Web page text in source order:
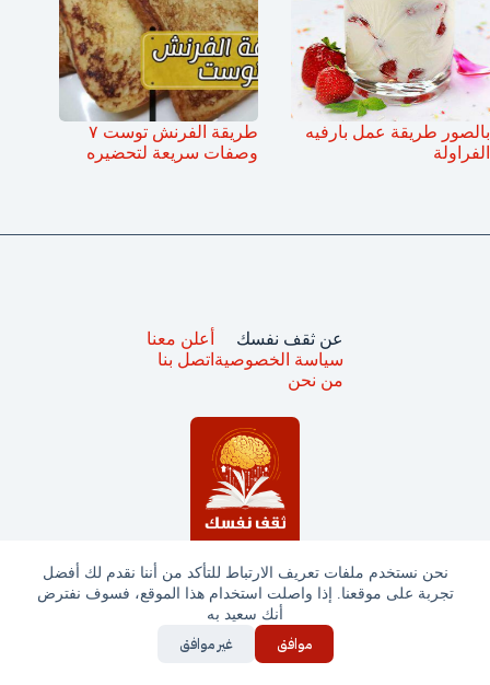
نحن نستخدم ملفات تعريف الارتباط للتأكد من أننا نقدم لك أفضل
تجربة على موقعنا. إذا واصلت استخدام هذا الموقع، فسوف نفترض
أنك سعيد به
موافق غير موافق
بالصور طريقة عمل بارفيه
الفراولة
طريقة الفرنش توست ٧
وصفات سريعة لتحضيره
جميع الحقوق محفوظة © ثقف نفسك 2025
عن ثقف نفسك
سياسة الخصوصية
من نحن
أعلن معنا
اتصل بنا